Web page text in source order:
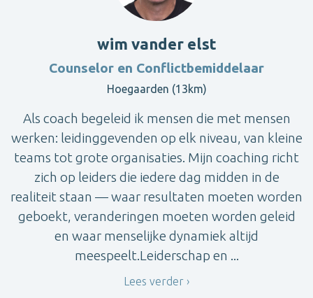
wim vander elst
Counselor en Conflictbemiddelaar
Hoegaarden (13km)
Als coach begeleid ik mensen die met mensen
werken: leidinggevenden op elk niveau, van kleine
teams tot grote organisaties. Mijn coaching richt
zich op leiders die iedere dag midden in de
realiteit staan — waar resultaten moeten worden
geboekt, veranderingen moeten worden geleid
en waar menselijke dynamiek altijd
meespeelt.Leiderschap en ...
Lees verder